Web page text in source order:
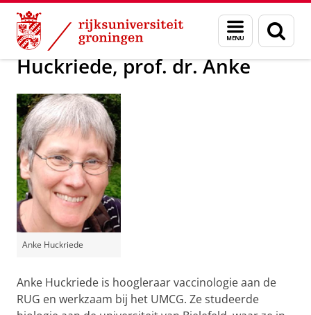
Skip
Content
Skip
Navigation
Menu
en
zoeken
Over ons Actueel Voor de pers
Huckriede, prof. dr. Anke
Anke Huckriede
Anke Huckriede is hoogleraar vaccinologie aan de
RUG en werkzaam bij het UMCG. Ze studeerde